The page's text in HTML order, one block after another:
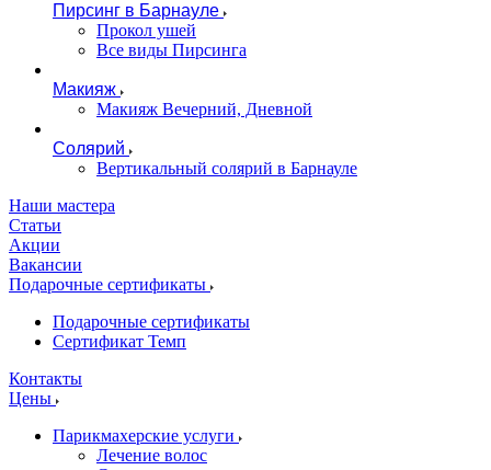
Пирсинг в Барнауле
Прокол ушей
Все виды Пирсинга
Макияж
Макияж Вечерний, Дневной
Солярий
Вертикальный солярий в Барнауле
Наши мастера
Статьи
Акции
Вакансии
Подарочные сертификаты
Подарочные сертификаты
Сертификат Темп
Контакты
Цены
Парикмахерские услуги
Лечение волос